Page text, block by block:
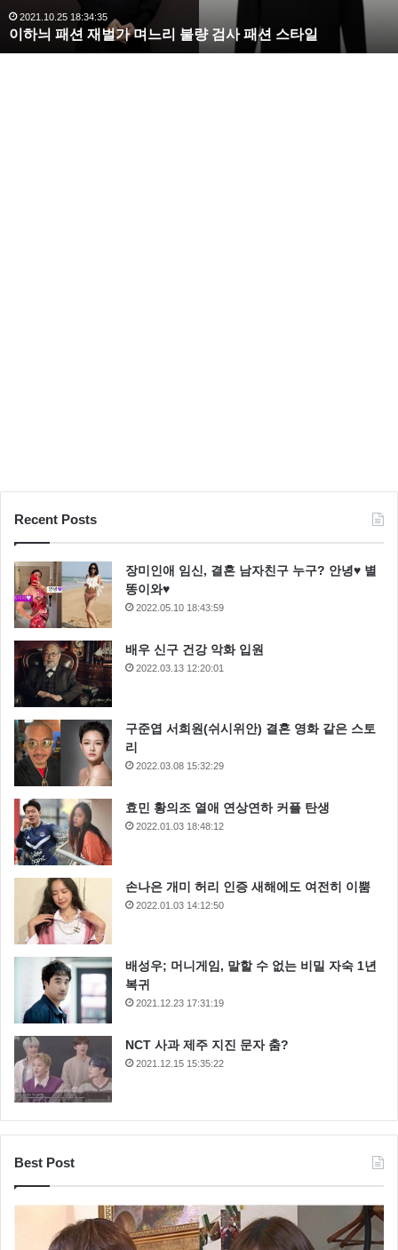
며
느
리
2021.10.25 18:34:35
이하늬 패션 재벌가 며느리 불량 검사 패션 스타일
Recent Posts
장미인애 임신, 결혼 남자친구 누구? 안녕♥ 별
똥이와♥
2022.05.10 18:43:59
배우 신구 건강 악화 입원
2022.03.13 12:20:01
구준엽 서희원(쉬시위안) 결혼 영화 같은 스토
리
2022.03.08 15:32:29
효민 황의조 열애 연상연하 커플 탄생
2022.01.03 18:48:12
손나은 개미 허리 인증 새해에도 여전히 이뿜
2022.01.03 14:12:50
배성우; 머니게임, 말할 수 없는 비밀 자숙 1년
복귀
2021.12.23 17:31:19
NCT 사과 제주 지진 문자 춤?
2021.12.15 15:35:22
Best Post